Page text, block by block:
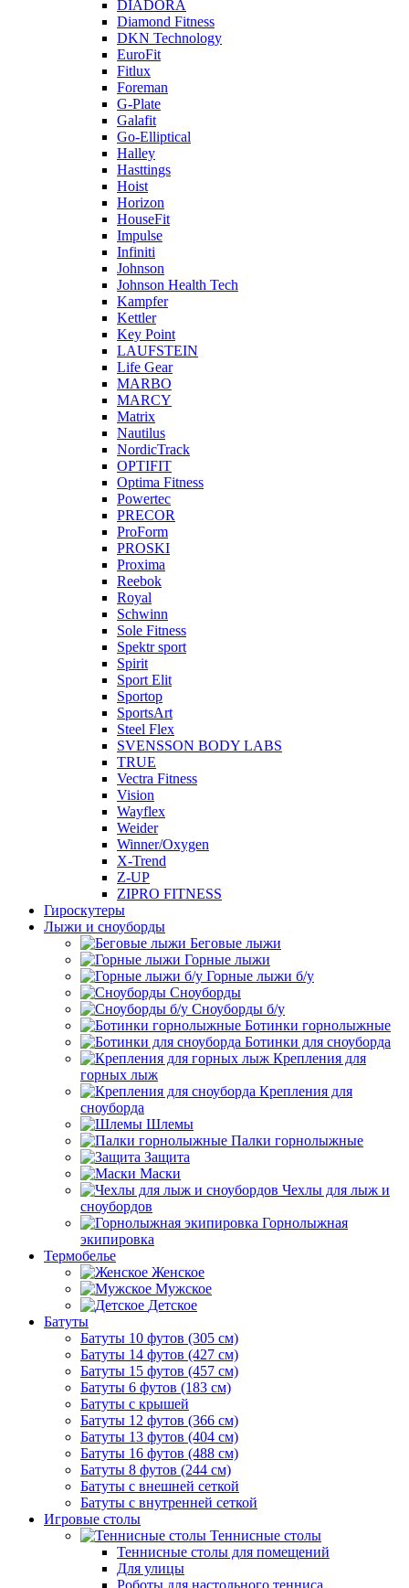
DIADORA
Diamond Fitness
DKN Technology
EuroFit
Fitlux
Foreman
G-Plate
Galafit
Go-Elliptical
Halley
Hasttings
Hoist
Horizon
HouseFit
Impulse
Infiniti
Johnson
Johnson Health Tech
Kampfer
Kettler
Key Point
LAUFSTEIN
Life Gear
MARBO
MARCY
Matrix
Nautilus
NordicTrack
OPTIFIT
Optima Fitness
Powertec
PRECOR
ProForm
PROSKI
Proxima
Reebok
Royal
Schwinn
Sole Fitness
Spektr sport
Spirit
Sport Elit
Sportop
SportsArt
Steel Flex
SVENSSON BODY LABS
TRUE
Vectra Fitness
Vision
Wayflex
Weider
Winner/Oxygen
X-Trend
Z-UP
ZIPRO FITNESS
Гироскутеры
Лыжи и сноуборды
Беговые лыжи
Горные лыжи
Горные лыжи б/у
Сноуборды
Сноуборды б/у
Ботинки горнолыжные
Ботинки для сноуборда
Крепления для
горных лыж
Крепления для
сноуборда
Шлемы
Палки горнолыжные
Защита
Маски
Чехлы для лыж и
сноубордов
Горнолыжная
экипировка
Термобелье
Женское
Мужское
Детское
Батуты
Батуты 10 футов (305 см)
Батуты 14 футов (427 см)
Батуты 15 футов (457 см)
Батуты 6 футов (183 см)
Батуты с крышей
Батуты 12 футов (366 см)
Батуты 13 футов (404 см)
Батуты 16 футов (488 см)
Батуты 8 футов (244 см)
Батуты с внешней сеткой
Батуты с внутренней сеткой
Игровые столы
Теннисные столы
Теннисные столы для помещений
Для улицы
Роботы для настольного тенниса